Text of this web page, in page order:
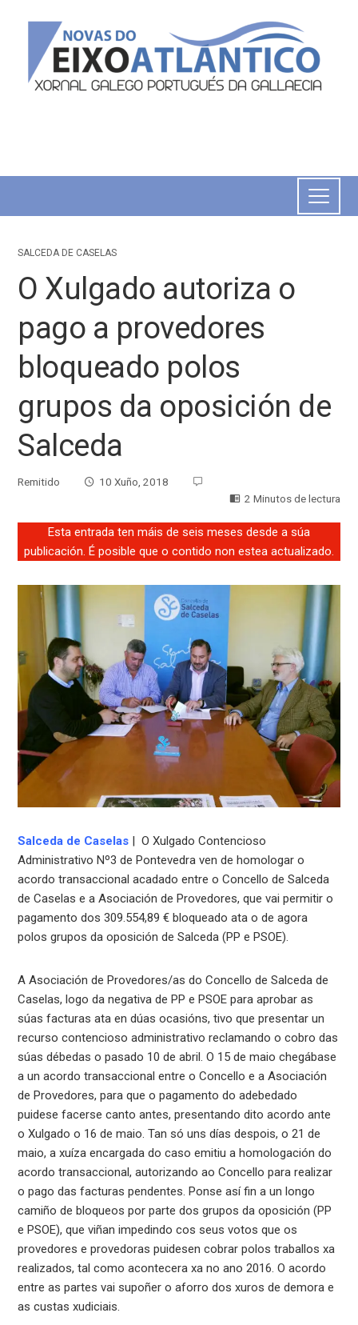
SALCEDA DE CASELAS
O Xulgado autoriza o
pago a provedores
bloqueado polos
grupos da oposición de
Salceda
Remitido
10 Xuño, 2018
2 Minutos de lectura
Esta entrada ten máis de seis meses desde a súa
publicación. É posible que o contido non estea actualizado.
Salceda de Caselas | O Xulgado Contencioso
Administrativo Nº3 de Pontevedra ven de homologar o
acordo transaccional acadado entre o Concello de Salceda
de Caselas e a Asociación de Provedores, que vai permitir o
pagamento dos 309.554,89 € bloqueado ata o de agora
polos grupos da oposición de Salceda (PP e PSOE).
A Asociación de Provedores/as do Concello de Salceda de
Caselas, logo da negativa de PP e PSOE para aprobar as
súas facturas ata en dúas ocasións, tivo que presentar un
recurso contencioso administrativo reclamando o cobro das
súas débedas o pasado 10 de abril. O 15 de maio chegábase
a un acordo transaccional entre o Concello e a Asociación
de Provedores, para que o pagamento do adebedado
puidese facerse canto antes, presentando dito acordo ante
o Xulgado o 16 de maio. Tan só uns días despois, o 21 de
maio, a xuíza encargada do caso emitiu a homologación do
acordo transaccional, autorizando ao Concello para realizar
o pago das facturas pendentes. Ponse así fin a un longo
camiño de bloqueos por parte dos grupos da oposición (PP
e PSOE), que viñan impedindo cos seus votos que os
provedores e provedoras puidesen cobrar polos traballos xa
realizados, tal como acontecera xa no ano 2016. O acordo
entre as partes vai supoñer o aforro dos xuros de demora e
as custas xudiciais.